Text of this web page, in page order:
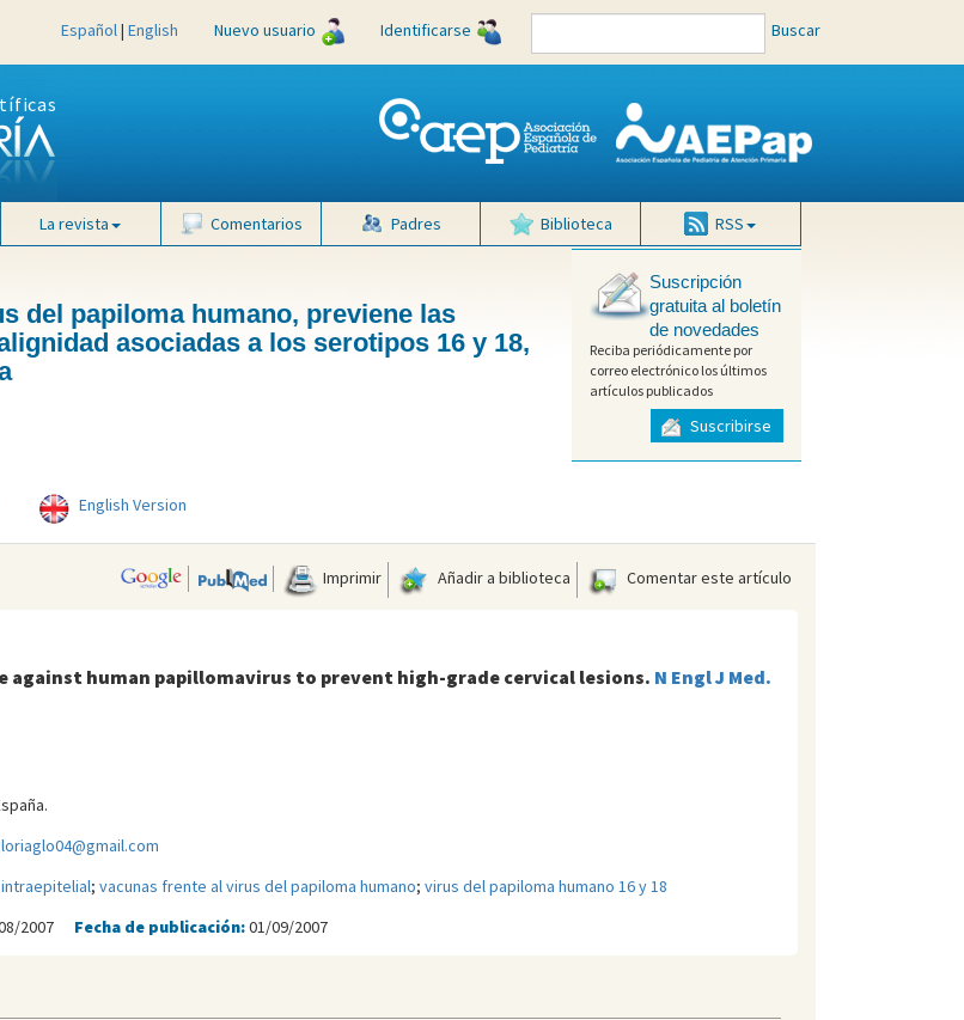
Español| English Nuevo usuario Identificarse Buscar
La revista Comentarios Padres Biblioteca RSS
del papiloma humano, previene las
asociadas a los serotipos 16 y 18,
Suscripción
gratuita al boletín
de novedades
Reciba periódicamente por
correo electrónico los últimos
artículos publicados
Suscribirse
English Version
Imprimir Añadir a biblioteca Comentar este artículo
against human papillomavirus to prevent high-grade cervical lesions. N Engl J Med.
; vacunas frente al virus del papiloma humano; virus del papiloma humano 16 y 18
2007 Fecha de publicación:01/09/2007